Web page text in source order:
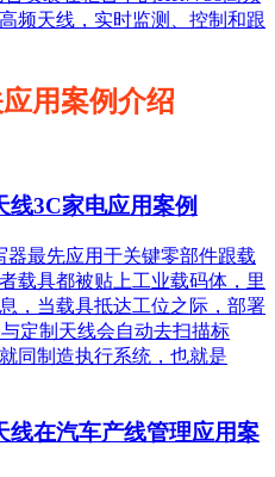
频天线，实时监测、控制和跟
用案例介绍
3C家电应用案例
最先应用于关键零部件跟载
载具都被贴上工业载码体，里
，当载具抵达工位之际，部署
定制天线会自动去扫描标
同制造执行系统，也就是
在汽车产线管理应用案